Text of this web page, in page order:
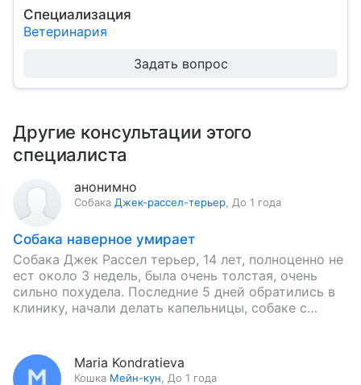
Специализация
Ветеринария
Задать вопрос
Другие консультации этого
специалиста
анонимно
Собака Джек-рассел-терьер До 1 года
Собака наверное умирает
Собака Джек Рассел терьер, 14 лет, полноценно не
ест около 3 недель, была очень толстая, очень
сильно похудела. Последние 5 дней обратились в
клинику, начали делать капельницы, собаке с
Maria Kondratieva
Кошка Мейн-кун До 1 года